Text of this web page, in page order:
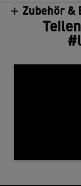
Zubehör &